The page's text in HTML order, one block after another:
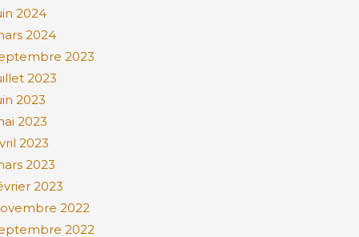
2024
2024
2023
2023
2023
2023
2023
2023
2023
2022
2022